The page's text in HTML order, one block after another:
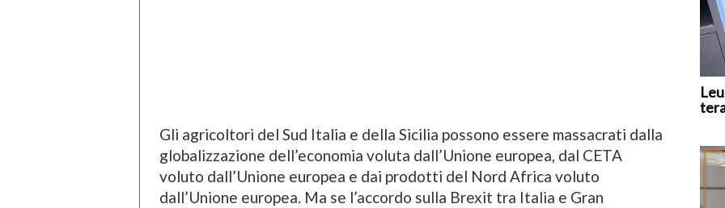
Gli agricoltori del Sud Italia e della Sicilia possono essere massacrati dalla
globalizzazione dell’economia voluta dall’Unione europea, dal CETA
voluto dall’Unione europea e dai prodotti del Nord Africa voluto
dall’Unione europea. Ma se l’accordo sulla Brexit tra Italia e Gran